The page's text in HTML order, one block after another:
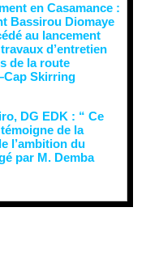
en Casamance :
Bassirou Diomaye
au lancement
d’entretien
de la route
Skirring
DG EDK : “ Ce
de la
l’ambition du
par M. Demba